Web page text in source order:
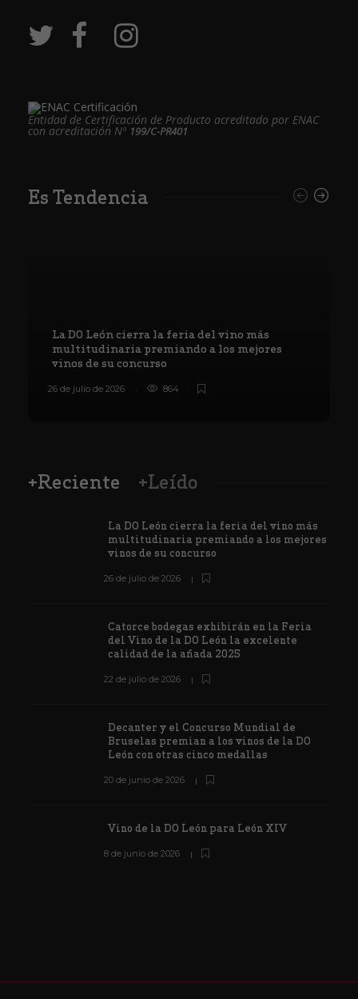
Entidad de Certificación de Producto acreditado por ENAC
con acreditación Nº 199/C-PR401
Es Tendencia
La DO León cierra la feria del vino más
multitudinaria premiando a los mejores
vinos de su concurso
26 de julio de 2026 864
+Reciente +Leído
La DO León cierra la feria del vino más
multitudinaria premiando a los mejores
vinos de su concurso
26 de julio de 2026
Catorce bodegas exhibirán en la Feria
del Vino de la DO León la excelente
calidad de la añada 2025
22 de julio de 2026
Decanter y el Concurso Mundial de
Bruselas premian a los vinos de la DO
León con otras cinco medallas
20 de junio de 2026
Vino de la DO León para León XIV
8 de junio de 2026